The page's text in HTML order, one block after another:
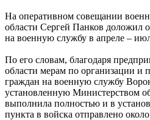
На оперативном совещании
области Сергей Панков доложил
на военную службу в апреле –
По его словам, благодаря
области мерам по организации и
граждан на военную службу
установленную Министерством
выполнила полностью и в
пункта в войска отправлено